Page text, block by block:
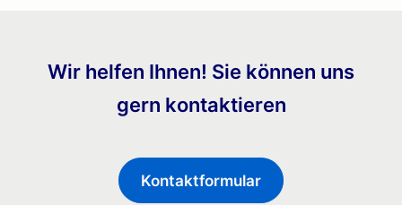
Wir helfen Ihnen! Sie können uns
gern kontaktieren
Kontaktformular